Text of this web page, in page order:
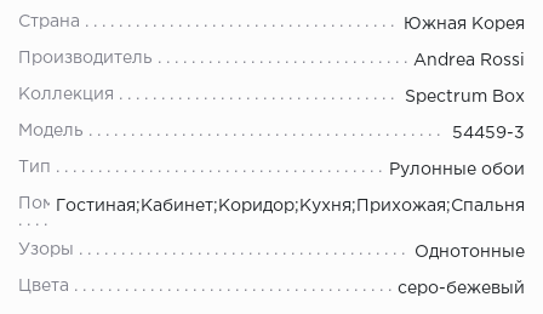
Страна Южная Корея
Производитель Andrea Rossi
Коллекция Spectrum Box
Модель 54459-3
Тип Рулонные обои
Помещения
Гостиная;Кабинет;Коридор;Кухня;Прихожая;Спальня
Узоры Однотонные
Цвета серо-бежевый